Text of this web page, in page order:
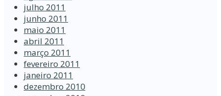
julho 2011
junho 2011
maio 2011
abril 2011
março 2011
fevereiro 2011
janeiro 2011
dezembro 2010